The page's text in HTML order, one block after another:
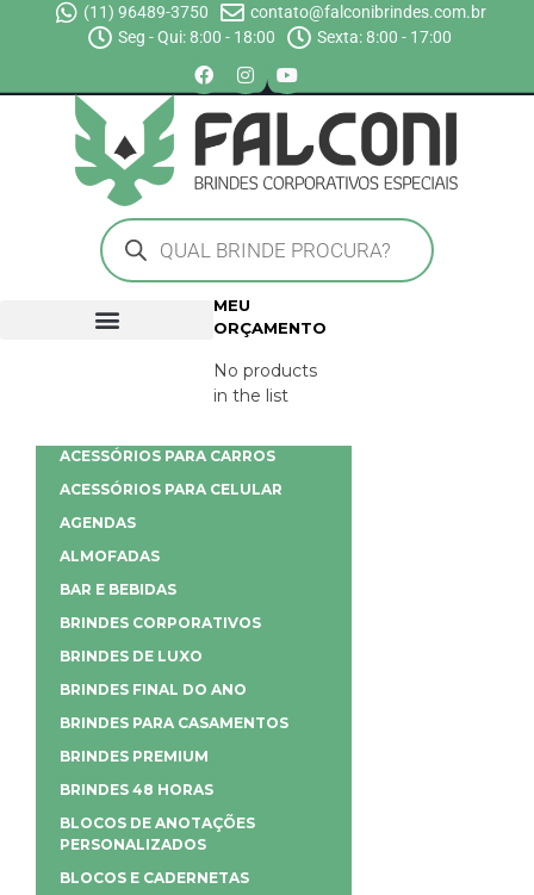
(11) 96489-3750
contato@falconibrindes.com.br
Seg - Qui: 8:00 - 18:00
Sexta: 8:00 - 17:00
MEU
ORÇAMENTO
No products
in the list
ACESSÓRIOS PARA CARROS
ACESSÓRIOS PARA CELULAR
AGENDAS
ALMOFADAS
BAR E BEBIDAS
BRINDES CORPORATIVOS
BRINDES DE LUXO
BRINDES FINAL DO ANO
BRINDES PARA CASAMENTOS
BRINDES PREMIUM
BRINDES 48 HORAS
BLOCOS DE ANOTAÇÕES
PERSONALIZADOS
BLOCOS E CADERNETAS